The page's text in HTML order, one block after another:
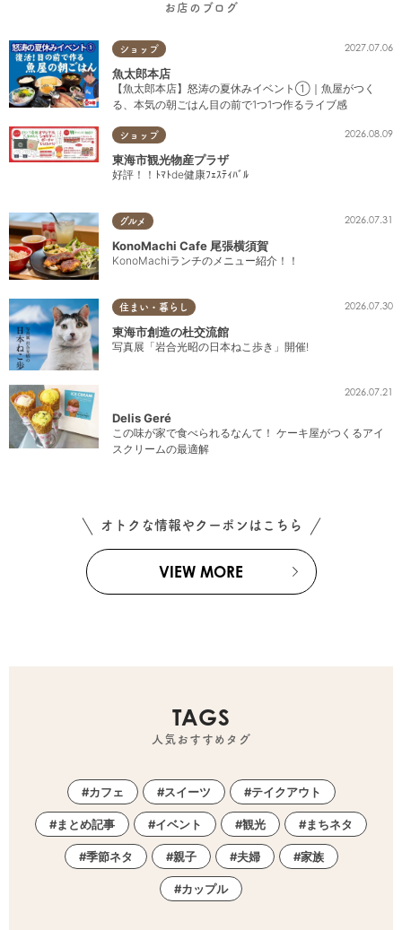
お店のブログ
ショップ 2027.07.06
魚太郎本店
【魚太郎本店】怒涛の夏休みイベント①｜魚屋がつく
る、本気の朝ごはん目の前で1つ1つ作るライブ感
ショップ 2026.08.09
東海市観光物産プラザ
好評！！ﾄﾏﾄde健康ﾌｪｽﾃｨﾊﾞﾙ
グルメ 2026.07.31
KonoMachi Cafe 尾張横須賀
KonoMachiランチのメニュー紹介！！
住まい・暮らし 2026.07.30
東海市創造の杜交流館
写真展「岩合光昭の日本ねこ歩き」開催!
2026.07.21
Delis Geré
この味が家で食べられるなんて！ ケーキ屋がつくるアイ
スクリームの最適解
オトクな情報やクーポンはこちら
VIEW MORE
TAGS
人気おすすめタグ
カフェ スイーツ テイクアウト
まとめ記事 イベント 観光 まちネタ
季節ネタ 親子 夫婦 家族
カップル